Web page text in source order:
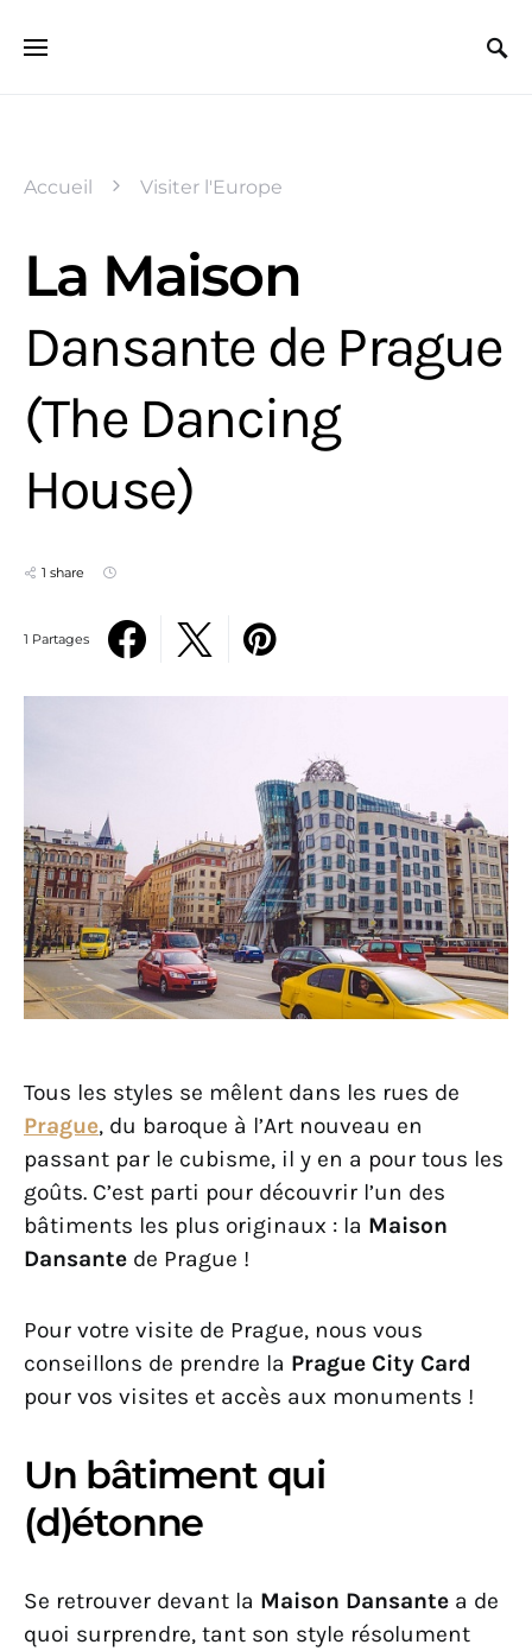
Accueil Visiter l'Europe
La Maison
Dansante de Prague
(The Dancing
House)
1 share
1 Partages
Tous les styles se mêlent dans les rues de
Prague, du baroque à l’Art nouveau en
passant par le cubisme, il y en a pour tous les
goûts. C’est parti pour découvrir l’un des
bâtiments les plus originaux : la Maison
Dansante de Prague !
Pour votre visite de Prague, nous vous
conseillons de prendre la Prague City Card
pour vos visites et accès aux monuments !
Un bâtiment qui
(d)étonne
Se retrouver devant la Maison Dansante a de
quoi surprendre, tant son style résolument